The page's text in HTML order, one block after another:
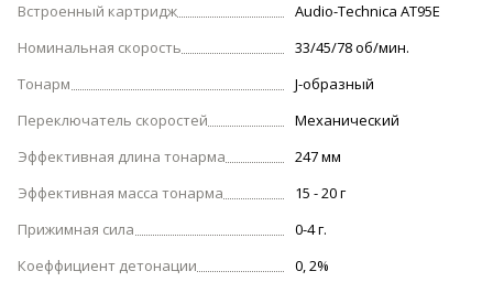
Встроенный картридж
Audio-Technica AT95E
Номинальная скорость
33/45/78 об/мин.
Тонарм
J-образный
Переключатель скоростей
Механический
Эффективная длина тонарма
247 мм
Эффективная масса тонарма
15 - 20 г
Прижимная сила
0-4 г.
Коеффициент детонации
0, 2%